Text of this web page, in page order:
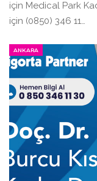
için Medical Park
için (0850) 346 11…
ANKARA